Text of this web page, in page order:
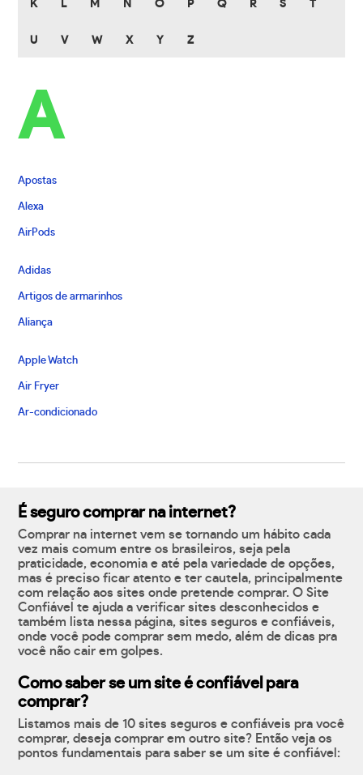
K L M N O P Q R S T
U V W X Y Z
A
Apostas
Alexa
AirPods
Adidas
Artigos de armarinhos
Aliança
Apple Watch
Air Fryer
Ar-condicionado
É seguro comprar na internet?
Comprar na internet vem se tornando um hábito cada
vez mais comum entre os brasileiros, seja pela
praticidade, economia e até pela variedade de opções,
mas é preciso ficar atento e ter cautela, principalmente
com relação aos sites onde pretende comprar. O Site
Confiável te ajuda a verificar sites desconhecidos e
também lista nessa página, sites seguros e confiáveis,
onde você pode comprar sem medo, além de dicas pra
você não cair em golpes.
Como saber se um site é confiável para
comprar?
Listamos mais de 10 sites seguros e confiáveis pra você
comprar, deseja comprar em outro site? Então veja os
pontos fundamentais para saber se um site é confiável: